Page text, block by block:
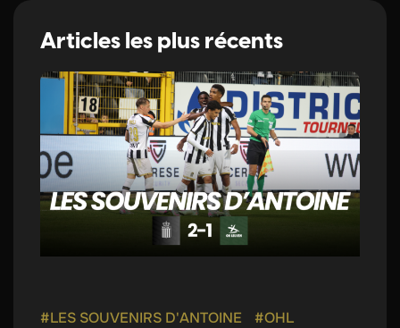
Articles les plus récents
#LES SOUVENIRS D'ANTOINE #OHL